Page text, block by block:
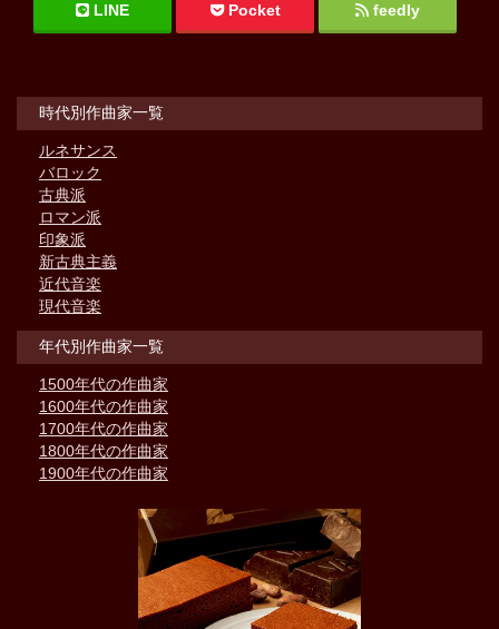
LINE Pocket feedly
時代別作曲家一覧
ルネサンス
バロック
古典派
ロマン派
印象派
新古典主義
近代音楽
現代音楽
年代別作曲家一覧
1500年代の作曲家
1600年代の作曲家
1700年代の作曲家
1800年代の作曲家
1900年代の作曲家